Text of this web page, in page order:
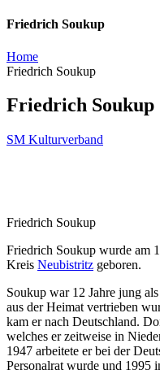
Friedrich Soukup
Home
Friedrich Soukup
Friedrich Soukup
SM Kulturverband
Friedrich Soukup
Friedrich Soukup wurde am
Kreis Neubistritz geboren.
Soukup war 12 Jahre jung
aus der Heimat vertrieben
kam er nach Deutschland.
welches er zeitweise in
1947 arbeitete er bei der
Personalrat wurde und 1995